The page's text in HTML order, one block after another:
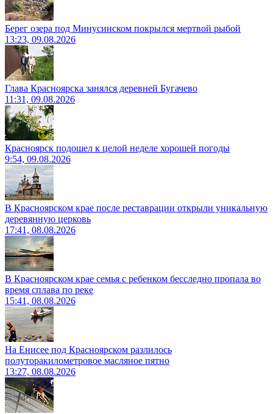
Берег озера под Минусинском покрылся мертвой рыбой
13:23, 09.08.2026
Глава Красноярска занялся деревней Бугачево
11:31, 09.08.2026
Красноярск подошел к целой неделе хорошей погоды
9:54, 09.08.2026
В Красноярском крае после реставрации открыли уникальную
деревянную церковь
17:41, 08.08.2026
В Красноярском крае семья с ребенком бесследно пропала во
время сплава по реке
15:41, 08.08.2026
На Енисее под Красноярском разлилось
полуторакилометровое масляное пятно
13:27, 08.08.2026